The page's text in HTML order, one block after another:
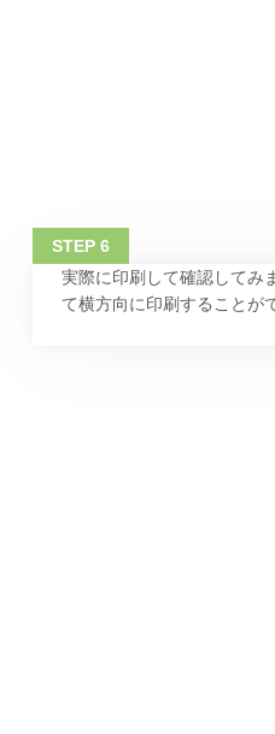
実際に印刷して確認してみ
て横方向に印刷することが